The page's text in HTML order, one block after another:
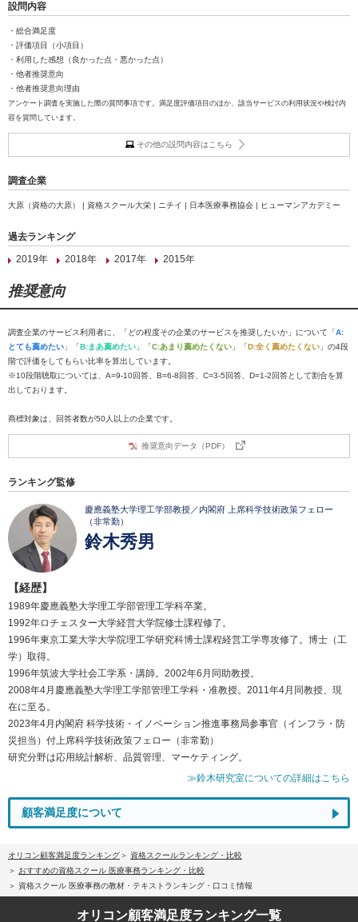
設問内容
・総合満足度
・評価項目（小項目）
・利用した感想（良かった点・悪かった点）
・他者推奨意向
・他者推奨意向理由
アンケート調査を実施した際の質問事項です。満足度評価項目のほか、該当サービスの利用状況や検討内
容を質問しています。
その他の設問内容はこちら
調査企業
大原（資格の大原） | 資格スクール大栄 | ニチイ | 日本医療事務協会 | ヒューマンアカデミー
過去ランキング
2019年
2018年 2017年 2015年
推奨意向
調査企業のサービス利用者に、「どの程度その企業のサービスを推奨したいか」について「A:
とても薦めたい 」「B:まあ薦めたい 」「C:あまり薦めたくない 」「D:全く薦めたくない 」の4段
階で評価をしてもらい比率を算出しています。
※10段階聴取については、A=9-10回答、B=6-8回答、C=3-5回答、D=1-2回答として割合を算
出しております。
商標対象は、回答者数が50人以上の企業です。
推奨意向データ（PDF）
ランキング監修
慶應義塾大学理工学部教授／内閣府 上席科学技術政策フェロー
（非常勤）
鈴木秀男
【経歴】
1989年慶應義塾大学理工学部管理工学科卒業。
1992年ロチェスター大学経営大学院修士課程修了。
1996年東京工業大学大学院理工学研究科博士課程経営工学専攻修了。博士（工
学）取得。
1996年筑波大学社会工学系・講師。2002年6月同助教授。
2008年4月慶應義塾大学理工学部管理工学科・准教授。2011年4月同教授、現
在に至る。
2023年4月内閣府 科学技術・イノベーション推進事務局参事官（インフラ・防
災担当）付上席科学技術政策フェロー（非常勤）
研究分野は応用統計解析、品質管理、マーケティング。
≫鈴木研究室についての詳細はこちら
顧客満足度について
オリコン顧客満足度ランキング
資格スクールランキング・比較
おすすめの資格スクール 医療事務ランキング・比較
資格スクール 医療事務の教材・テキストランキング・口コミ情報
オリコン顧客満足度ランキング一覧